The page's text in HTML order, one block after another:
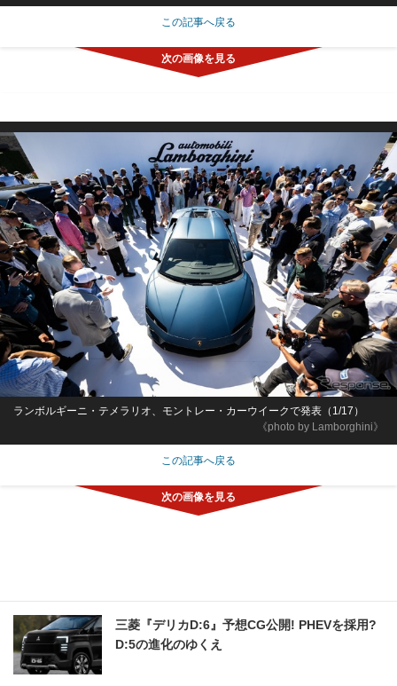
この記事へ戻る
《photo by Lamborghini》
ランボルギーニ・テメラリオ、モントレー・カーウイークで発表（1/17）
この記事へ戻る
三菱『デリカD:6』予想CG公開! PHEVを採用?
D:5の進化のゆくえ